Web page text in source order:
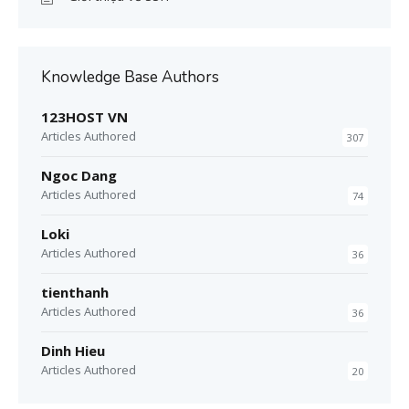
Knowledge Base Authors
123HOST VN
Articles Authored 307
Ngoc Dang
Articles Authored 74
Loki
Articles Authored 36
tienthanh
Articles Authored 36
Dinh Hieu
Articles Authored 20